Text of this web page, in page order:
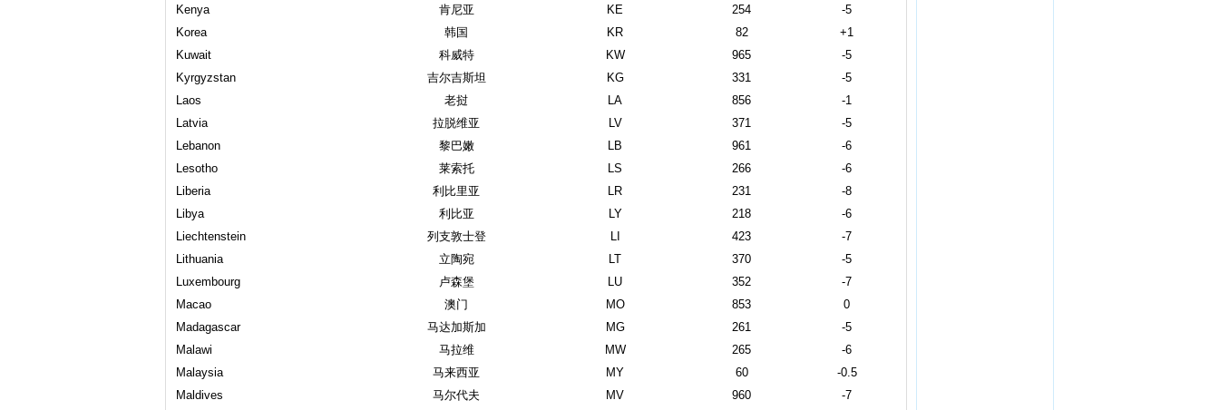
Kenya
肯尼亚 KE 254
-5
Korea
韩国 KR 82
+1
Kuwait
科威特 KW 965
-5
Kyrgyzstan
吉尔吉斯坦 KG 331
-5
Laos
老挝 LA 856
-1
Latvia
拉脱维亚 LV 371
-5
Lebanon
黎巴嫩 LB 961
-6
Lesotho
莱索托 LS 266
-6
Liberia
利比里亚 LR 231
-8
Libya
利比亚 LY 218
-6
Liechtenstein
列支敦士登 LI 423
-7
Lithuania
立陶宛 LT 370
-5
Luxembourg
卢森堡 LU 352
-7
Macao
澳门 MO 853
0
Madagascar
马达加斯加 MG 261
-5
Malawi
马拉维 MW 265
-6
Malaysia
马来西亚 MY 60
-0.5
Maldives
马尔代夫 MV 960
-7